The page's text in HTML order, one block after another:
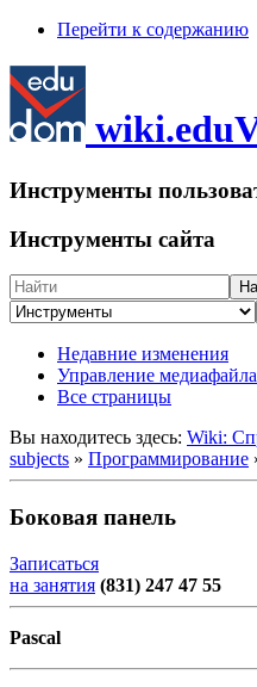
Перейти к содержанию
Инструменты
Инструменты сайта
Недавние изменения
Управление
Все страницы
Вы находитесь здесь: Wiki:
subjects » Программирование
Боковая панель
Записаться
на занятия (831) 247 47 55
Pascal